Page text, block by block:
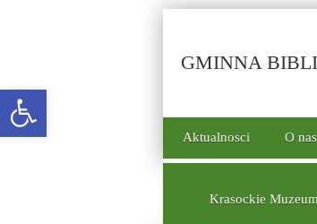
Open toolbar
GMINNA
Aktualnosci O nas
Krasockie